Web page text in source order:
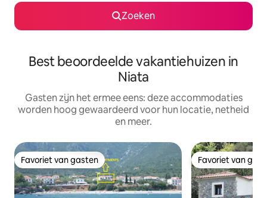
Zoeken
Best beoordeelde vakantiehuizen in
Niata
Gasten zijn het ermee eens: deze accommodaties
worden hoog gewaardeerd voor hun locatie, netheid
en meer.
Favoriet van gasten
Favoriet van gasten Favoriet van
Favoriet van